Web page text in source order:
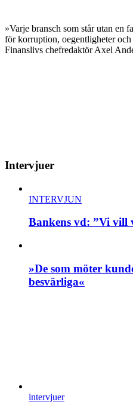
»Varje bransch som står utan en
för korruption, oegentligheter
Finanslivs chefredaktör Axel
Intervjuer
INTERVJUN
Bankens vd: ”Vi vill
»De som möter
besvärliga«
intervjuer